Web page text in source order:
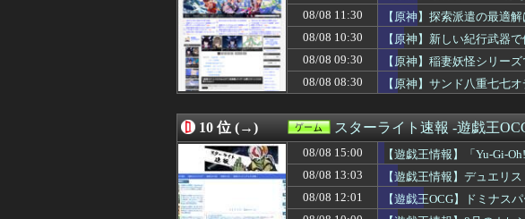
08/08 09:00
【ウマ娘】ウマ娘のアプデで革命的だっ
08/08 08:47
コメダ珈琲店の初心者店員さん、ほほ
08/08 08:30
【原神】サンド八重七七オデット強すぎ
08/08 08:25
昔のMMORPG「1レベルあげるのに1ヶ
08/08 08:06
【FF14】クレセントアイル民「CEや銅
08/08 08:05
ガキ「世界を救います」←飽きた。おっ
08/08 08:01
【ウマ娘】メジロマックイーン 現行犯
08/08 08:00
【東方】大陸にはっちゃけ方で勝つに
08/08 08:00
カプコン「デジタル販売が約9割、ディ
08/08 08:00
『モンスターハンター』というゲーム
08/08 08:00
【艦これ】ガリバルディ 他
08/08 08:00
【悲報】ルラち、猫に負ける【よわち】
08/08 11:30
【原神】探索派遣の最適
08/08 10:30
【原神】新しい紀行武器
08/08 09:30
【原神】稲妻妖怪シリー
08/08 08:30
【原神】サンド八重七七
10 位 (→) スターライト速報 -遊戯王
08/08 15:00
【遊戯王情報】「Yu-Gi-
08/08 13:03
【遊戯王情報】デュエリ
「ラージクリア」のデザイ
08/08 12:01
【遊戯王OCG】ドミナス